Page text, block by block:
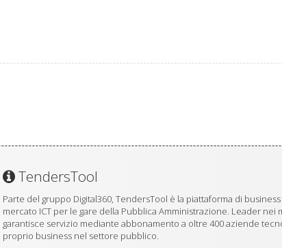
TendersTool
Parte del gruppo Digital360, TendersTool è la piattaforma di
mercato ICT per le gare della Pubblica Amministrazione. Leader
garantisce servizio mediante abbonamento a oltre 400 aziende
proprio business nel settore pubblico.